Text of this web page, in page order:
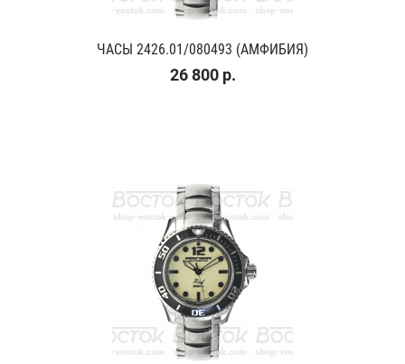
ЧАСЫ 2426.01/080493 (АМФИБИЯ)
26 800 р.